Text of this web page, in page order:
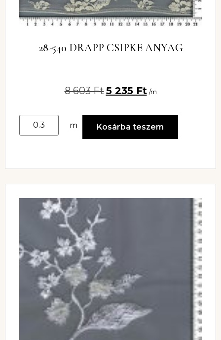
28-540 DRAPP CSIPKE ANYAG
8 603Ft5 235 Ft /m
m Kosárba teszem